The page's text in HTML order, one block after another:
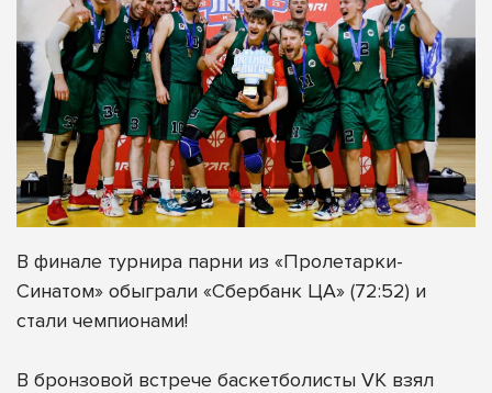
В финале турнира парни из «Пролетарки-
Синатом» обыграли «Сбербанк ЦА» (72:52) и
стали чемпионами!
В бронзовой встрече баскетболисты VK взял